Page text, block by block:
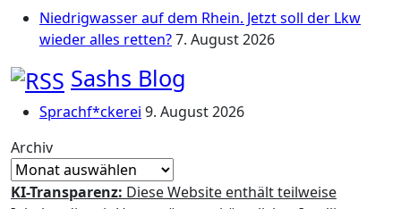
Niedrigwasser auf dem Rhein. Jetzt soll der Lkw
wieder alles retten?7. August 2026
Sashs Blog
Sprachf*ckerei 9. August 2026
Archiv
KI-Transparenz: Diese Website enthält teilweise